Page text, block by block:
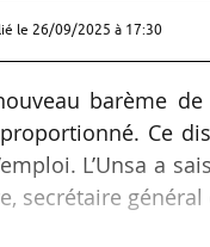
le 26/09/2025 à 17:30
barème
Ce
L’Unsa a
secrétaire